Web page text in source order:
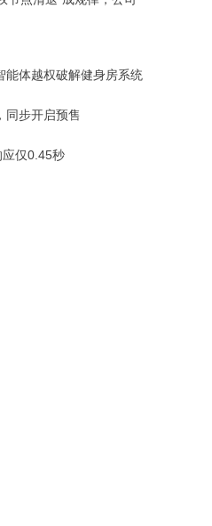
能体越权破解健身房系统
同步开启预售
仅0.45秒